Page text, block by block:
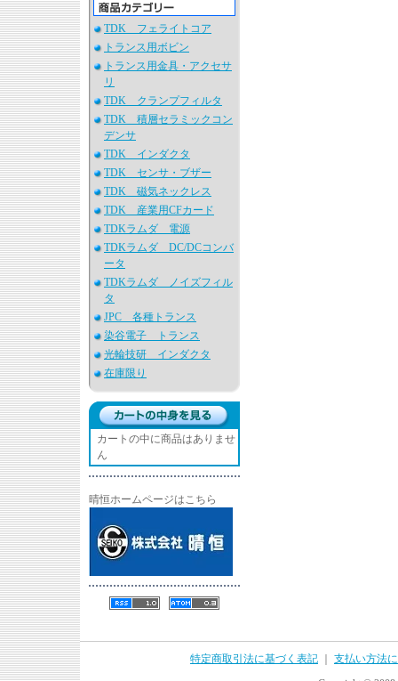
TDK フェライトコア
トランス用ボビン
トランス用金具・アクセサ
リ
TDK クランプフィルタ
TDK 積層セラミックコン
デンサ
TDK インダクタ
TDK センサ・ブザー
TDK 磁気ネックレス
TDK 産業用CFカード
TDKラムダ 電源
TDKラムダ DC/DCコンバ
ータ
TDKラムダ ノイズフィル
タ
JPC 各種トランス
染谷電子 トランス
光輪技研 インダクタ
在庫限り
カートの中に商品はありませ
ん
晴恒ホームページはこちら
特定商取引法に基づく表記
支払い方法